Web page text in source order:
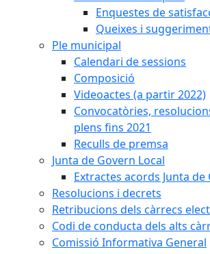
Enquestes de
Queixes i
Ple municipal
Calendari de sessions
Composició
Videoactes (a partir 2022)
Convocatòries,
plens fins 2021
Reculls de premsa
Junta de Govern Local
Extractes acords Junta de
Resolucions i decrets
Retribucions dels càrrecs
Codi de conducta dels alts
Comissió Informativa General